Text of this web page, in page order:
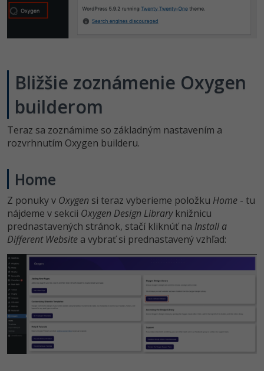
Bližšie zoznámenie Oxygen
builderom
Teraz sa zoznámime so základným nastavením a
rozvrhnutím Oxygen builderu.
Home
Z ponuky v Oxygen si teraz vyberieme položku Home - tu
nájdeme v sekcii Oxygen Design Libraryknižnicu
prednastavených stránok, stačí kliknúť na Install a
Different Website a vybrať si prednastavený vzhľad: